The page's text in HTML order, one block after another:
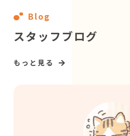
Blog
スタッフブログ
もっと見る